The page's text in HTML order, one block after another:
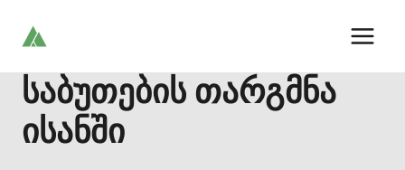
საბუთების თარგმნა
ისანში